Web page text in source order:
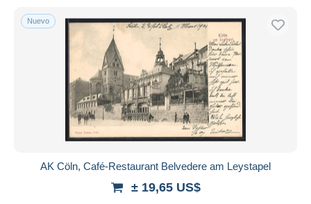
Nuevo
AK Cöln, Café-Restaurant Belvedere am Leystapel
± 19,65 US$